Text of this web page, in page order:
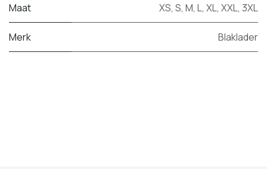
Maat XS, S, M, L, XL, XXL, 3XL
Merk Blaklader